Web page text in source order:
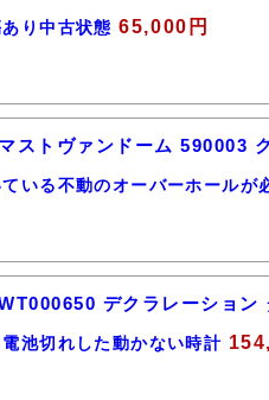
り中古状態 65,000円
ストヴァンドーム 590003
いる不動のオーバーホールが
デクラレーショ
池切れした動かない時計